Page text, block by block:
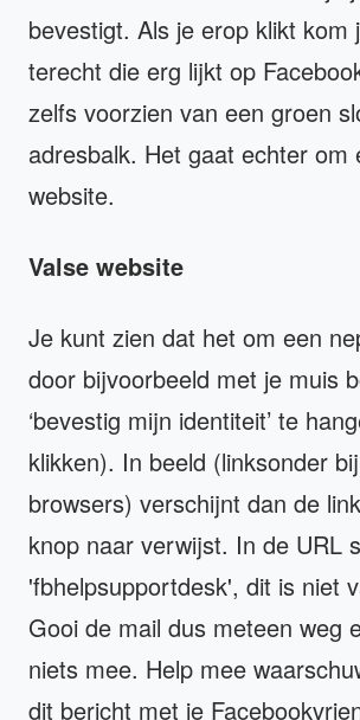
bevestigt. Als je erop klikt kom
terecht die erg lijkt op
zelfs voorzien van een groen
adresbalk. Het gaat echter om
website.
Valse website
Je kunt zien dat het om een
door bijvoorbeeld met je muis
‘bevestig mijn identiteit’ te
klikken). In beeld (linksonder
browsers) verschijnt dan de
knop naar verwijst. In de URL
'fbhelpsupportdesk', dit is niet
Gooi de mail dus meteen weg
niets mee. Help mee
dit bericht met je